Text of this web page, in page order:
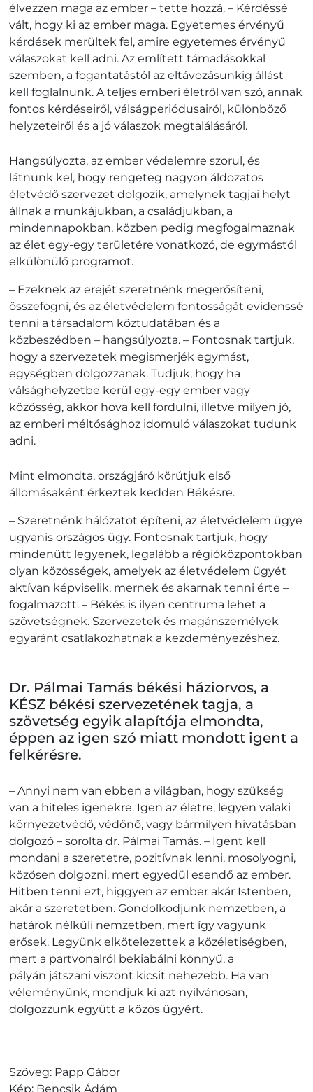
élvezzen maga az ember – tette hozzá. – Kérdéssé
vált, hogy ki az ember maga. Egyetemes érvényű
kérdések merültek fel, amire egyetemes érvényű
válaszokat kell adni. Az említett támadásokkal
szemben, a fogantatástól az eltávozásunkig állást
kell foglalnunk. A teljes emberi életről van szó, annak
fontos kérdéseiről, válságperiódusairól, különböző
helyzeteiről és a jó válaszok megtalálásáról.
Hangsúlyozta, az ember védelemre szorul, és
látnunk kel, hogy rengeteg nagyon áldozatos
életvédő szervezet dolgozik, amelynek tagjai helyt
állnak a munkájukban, a családjukban, a
mindennapokban, közben pedig megfogalmaznak
az élet egy-egy területére vonatkozó, de egymástól
elkülönülő programot.
– Ezeknek az erejét szeretnénk megerősíteni,
összefogni, és az életvédelem fontosságát evidenssé
tenni a társadalom köztudatában és a
közbeszédben – hangsúlyozta. – Fontosnak tartjuk,
hogy a szervezetek megismerjék egymást,
egységben dolgozzanak. Tudjuk, hogy ha
válsághelyzetbe kerül egy-egy ember vagy
közösség, akkor hova kell fordulni, illetve milyen jó,
az emberi méltósághoz idomuló válaszokat tudunk
adni.
Mint elmondta, országjáró körútjuk első
állomásaként érkeztek kedden Békésre.
– Szeretnénk hálózatot építeni, az életvédelem ügye
ugyanis országos ügy. Fontosnak tartjuk, hogy
mindenütt legyenek, legalább a régióközpontokban
olyan közösségek, amelyek az életvédelem ügyét
aktívan képviselik, mernek és akarnak tenni érte –
fogalmazott. – Békés is ilyen centruma lehet a
szövetségnek. Szervezetek és magánszemélyek
egyaránt csatlakozhatnak a kezdeményezéshez.
Dr. Pálmai Tamás békési háziorvos, a
KÉSZ békési szervezetének tagja, a
szövetség egyik alapítója elmondta,
éppen az igen szó miatt mondott igent a
felkérésre.
– Annyi nem van ebben a világban, hogy szükség
van a hiteles igenekre. Igen az életre, legyen valaki
környezetvédő, védőnő, vagy bármilyen hivatásban
dolgozó – sorolta dr. Pálmai Tamás. – Igent kell
mondani a szeretetre, pozitívnak lenni, mosolyogni,
közösen dolgozni, mert egyedül esendő az ember.
Hitben tenni ezt, higgyen az ember akár Istenben,
akár a szeretetben. Gondolkodjunk nemzetben, a
határok nélküli nemzetben, mert így vagyunk
erősek. Legyünk elkötelezettek a közéletiségben,
mert a partvonalról bekiabálni könnyű, a
pályán játszani viszont kicsit nehezebb. Ha van
véleményünk, mondjuk ki azt nyilvánosan,
dolgozzunk együtt a közös ügyért.
Szöveg: Papp Gábor
Kép: Bencsik Ádám